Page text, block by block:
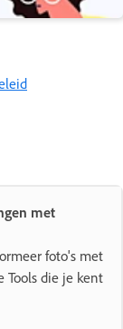
met
foto's met
Tools die je kent